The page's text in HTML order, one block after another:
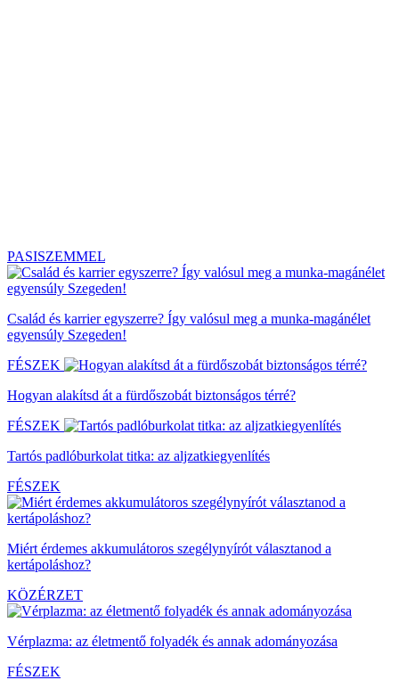
PASISZEMMEL
Család és karrier egyszerre? Így valósul meg a munka-magánélet
egyensúly Szegeden!
FÉSZEK
Hogyan alakítsd át a fürdőszobát biztonságos térré?
FÉSZEK
Tartós padlóburkolat titka: az aljzatkiegyenlítés
FÉSZEK
Miért érdemes akkumulátoros szegélynyírót választanod a
kertápoláshoz?
KÖZÉRZET
Vérplazma: az életmentő folyadék és annak adományozása
FÉSZEK